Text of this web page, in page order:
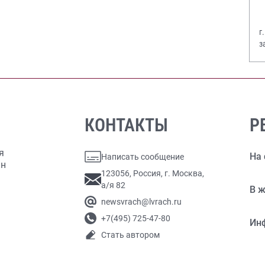
КОНТАКТЫ
Написать сообщение
123056, Россия, г. Москва,
а/я 82
newsvrach@lvrach.ru
+7(495) 725-47-80
Стать автором
На
В